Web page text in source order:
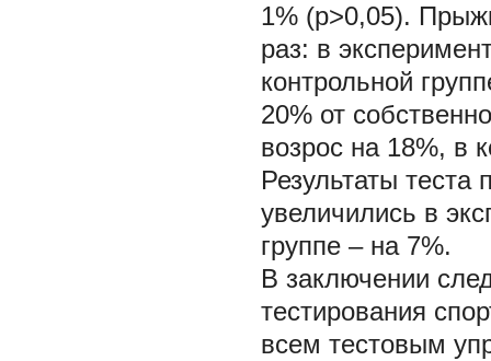
1% (р>0,05).
раз: в
контрольной
20% от
возрос на 18%, в
Результаты теста
увеличились в
группе – на 7%.
В заключении
тестирования
всем тестовым